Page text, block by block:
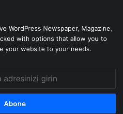
WordPress Newspaper, Magazine,
with options that allow you to
your website to your needs.